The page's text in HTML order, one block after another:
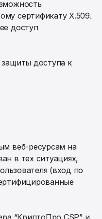
сертификату X.509.
доступ
доступа к
веб-ресурсам на
в тех ситуациях,
(вход по
“КриптоПро CSP” и